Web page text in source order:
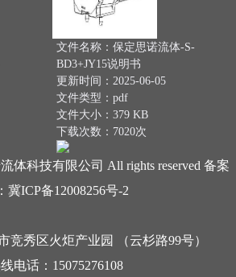
文件名称：保定思诺流体-S-
BD3+JY15说明书
更新时间：2025-06-05
文件类型：pdf
文件大小：379 KB
下载次数：7020次
体科技有限公司 All rights reserved 备案
冀ICP备12008256号-2
竞秀区火炬产业园 （云杉路99号）
电话：15075276108